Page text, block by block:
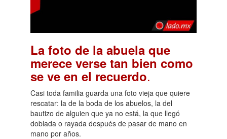
La foto de la abuela que
merece verse tan bien como
se ve en el recuerdo.
Casi toda familia guarda una foto vieja que quiere
rescatar: la de la boda de los abuelos, la del
bautizo de alguien que ya no está, la que llegó
doblada o rayada después de pasar de mano en
mano por años.